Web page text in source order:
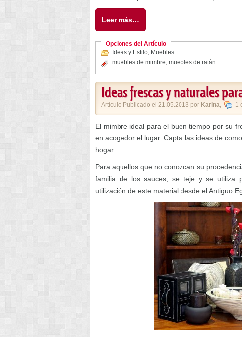
Leer más…
Opciones del Artículo
Ideas y Estilo, Muebles
muebles de mimbre, muebles de ratán
Ideas frescas y naturales
Artículo Publicado el 21.05.2013 por Karina, 1
El mimbre ideal para el buen tiempo por su
en acogedor el lugar. Capta las ideas de
hogar.
Para aquellos que no conozcan su
familia de los sauces, se teje y se utiliza
utilización de este material desde el Antiguo